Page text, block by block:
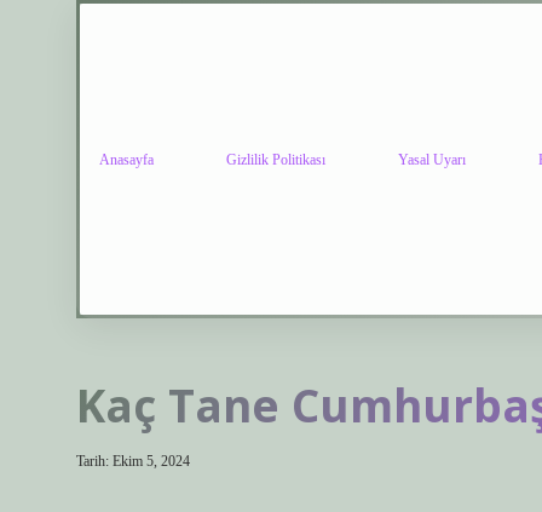
Anasayfa Gizlilik Politikası Yasal Uyarı
Kaç Tane
Tarih: Ekim 5, 2024